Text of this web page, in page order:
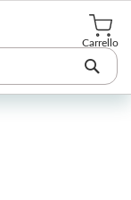
Carrello
Cerca